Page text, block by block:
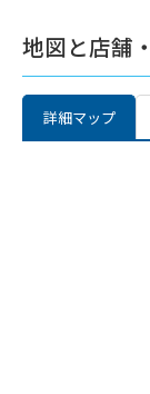
地図と店舗
詳細マップ